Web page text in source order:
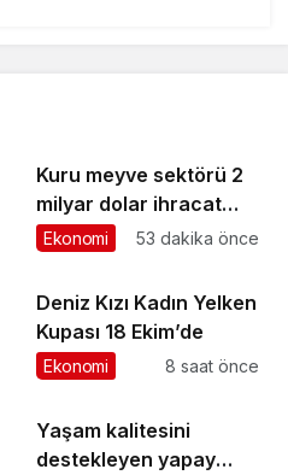
Kuru meyve sektörü 2
milyar dolar ihracat
hedefi için Ankara’dan
Ekonomi 53 dakika önce
Deniz Kızı Kadın Yelken
Kupası 18 Ekim’de
Ekonomi 8 saat önce
Yaşam kalitesini
destekleyen yapay